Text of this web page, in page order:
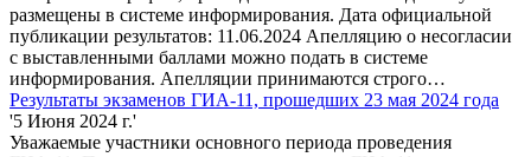
размещены в системе информирования. Дата официальной
публикации результатов: 11.06.2024 Апелляцию о несогласии
с выставленными баллами можно подать в системе
информирования. Апелляции принимаются строго…
Результаты экзаменов ГИА-11, прошедших 23 мая 2024 года
'5 Июня 2024 г.'
Уважаемые участники основного периода проведения